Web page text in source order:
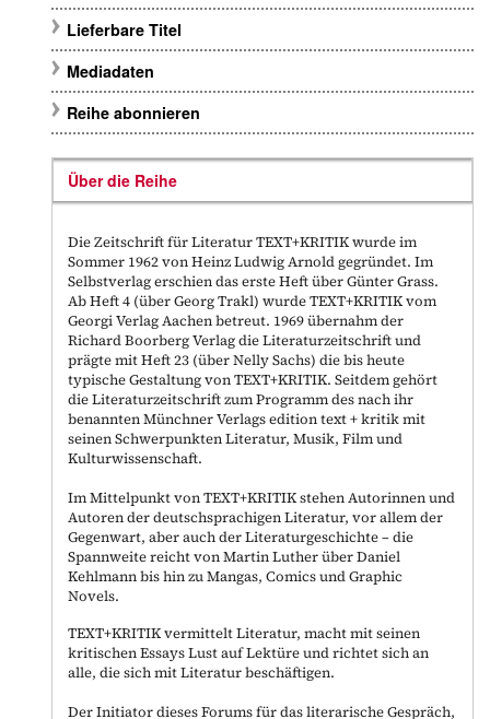
Lieferbare Titel
Mediadaten
Reihe abonnieren
Über die Reihe
Die Zeitschrift für Literatur TEXT+KRITIK wurde im
Sommer 1962 von Heinz Ludwig Arnold gegründet. Im
Selbstverlag erschien das erste Heft über Günter Grass.
Ab Heft 4 (über Georg Trakl) wurde TEXT+KRITIK vom
Georgi Verlag Aachen betreut. 1969 übernahm der
Richard Boorberg Verlag die Literaturzeitschrift und
prägte mit Heft 23 (über Nelly Sachs) die bis heute
typische Gestaltung von TEXT+KRITIK. Seitdem gehört
die Literaturzeitschrift zum Programm des nach ihr
benannten Münchner Verlags edition text + kritik mit
seinen Schwerpunkten Literatur, Musik, Film und
Kulturwissenschaft.
Im Mittelpunkt von TEXT+KRITIK stehen Autorinnen und
Autoren der deutschsprachigen Literatur, vor allem der
Gegenwart, aber auch der Literaturgeschichte – die
Spannweite reicht von Martin Luther über Daniel
Kehlmann bis hin zu Mangas, Comics und Graphic
Novels.
TEXT+KRITIK vermittelt Literatur, macht mit seinen
kritischen Essays Lust auf Lektüre und richtet sich an
alle, die sich mit Literatur beschäftigen.
Der Initiator dieses Forums für das literarische Gespräch,